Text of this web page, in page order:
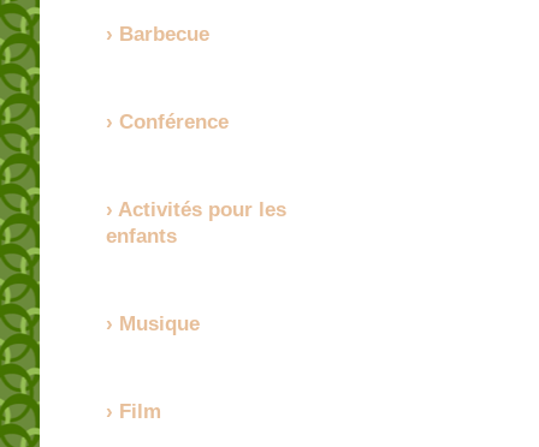
Barbecue
Conférence
Activités pour les
enfants
Musique
Film